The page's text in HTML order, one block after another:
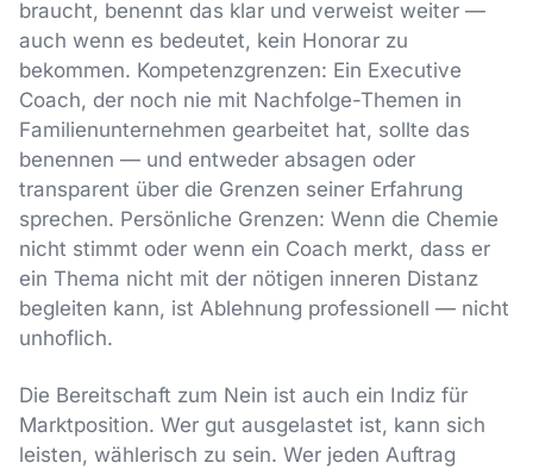
braucht, benennt das klar und verweist weiter —
auch wenn es bedeutet, kein Honorar zu
bekommen. Kompetenzgrenzen: Ein Executive
Coach, der noch nie mit Nachfolge-Themen in
Familienunternehmen gearbeitet hat, sollte das
benennen — und entweder absagen oder
transparent über die Grenzen seiner Erfahrung
sprechen. Persönliche Grenzen: Wenn die Chemie
nicht stimmt oder wenn ein Coach merkt, dass er
ein Thema nicht mit der nötigen inneren Distanz
begleiten kann, ist Ablehnung professionell — nicht
unhoflich.
Die Bereitschaft zum Nein ist auch ein Indiz für
Marktposition. Wer gut ausgelastet ist, kann sich
leisten, wählerisch zu sein. Wer jeden Auftrag